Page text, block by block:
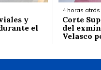
y
el
4 horas atrás
Corte
del
Velasco